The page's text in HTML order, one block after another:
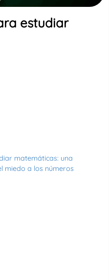
estudiar
matemáticas: una
miedo a los números